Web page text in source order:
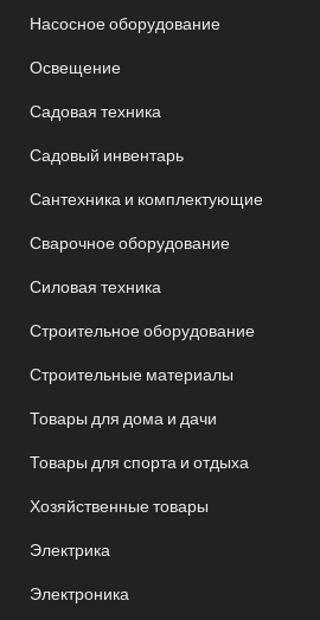
Насосное оборудование
Освещение
Садовая техника
Садовый инвентарь
Сантехника и комплектующие
Сварочное оборудование
Силовая техника
Строительное оборудование
Строительные материалы
Товары для дома и дачи
Товары для спорта и отдыха
Хозяйственные товары
Электрика
Электроника